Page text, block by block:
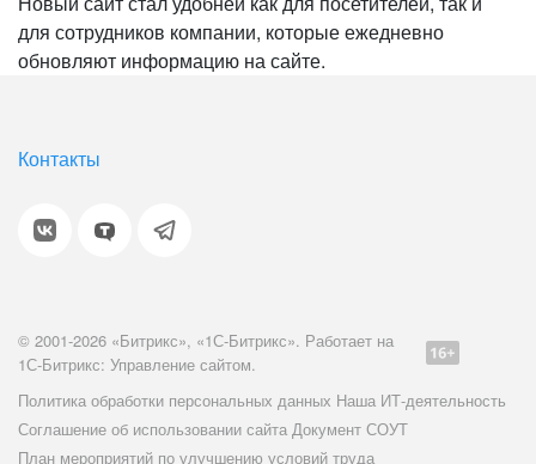
для сотрудников компании, которые ежедневно
обновляют информацию на сайте.
Контакты
© 2001-2026 «Битрикс», «1С-Битрикс». Работает на
1С-Битрикс: Управление сайтом.
Политика обработки персональных данных Наша ИТ-деятельность
Соглашение об использовании сайта Документ СОУТ
План мероприятий по улучшению условий труда